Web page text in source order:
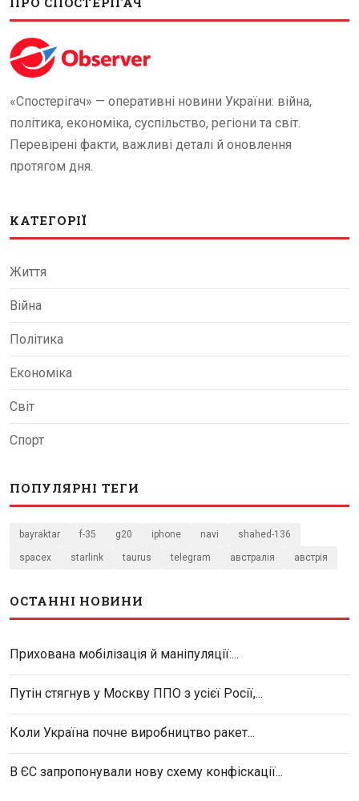
«Спостерігач» — оперативні новини України: війна,
політика, економіка, суспільство, регіони та світ.
Перевірені факти, важливі деталі й оновлення
протягом дня.
КАТЕГОРІЇ
Життя
Війна
Політика
Економіка
Світ
Спорт
ПОПУЛЯРНІ ТЕГИ
bayraktar f-35 g20 iphone navi shahed-136
spacex starlink taurus telegram австралія австрія
ОСТАННІ НОВИНИ
Прихована мобілізація й маніпуляції:...
Путін стягнув у Москву ППО з усієї Росії,...
Коли Україна почне виробництво ракет...
В ЄС запропонували нову схему конфіскації...